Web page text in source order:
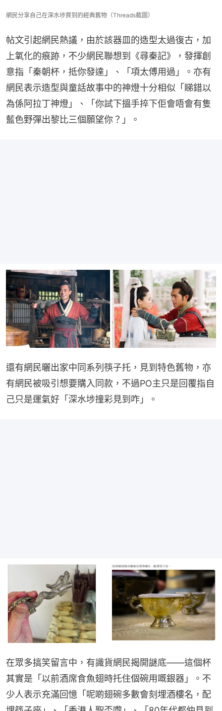
網民分享自己在深水埗買到的經典舊物（Threads截圖）
帖文引起網民熱議，由於該器皿的造型太過復古，加
上氧化的痕跡，不少網民聯想到《尋秦記》，發揮創
意指「秦朝杯，抵你發達」、「項太傅用過」。亦有
網民表示造型與童話故事中的神燈十分相似「睇錯以
為係阿拉丁神燈」、「你試下搵手捽下佢會唔會有隻
藍色野彈出黎比三個願望你？」。
還有網民曬出家中同系列筷子托，見到特色舊物，亦
有網民被吸引想要購入同款，不過PO主只是回覆指自
己只是運氣好「深水埗撞彩見到咋」。
在眾多搞笑留言中，有識貨網民揭開謎底——這個杯
其實是「以前酒席食魚翅時托住個碗用嘅銀器」。不
少人表示充滿回憶「呢啲翅碗多數會刻埋酒樓名，配